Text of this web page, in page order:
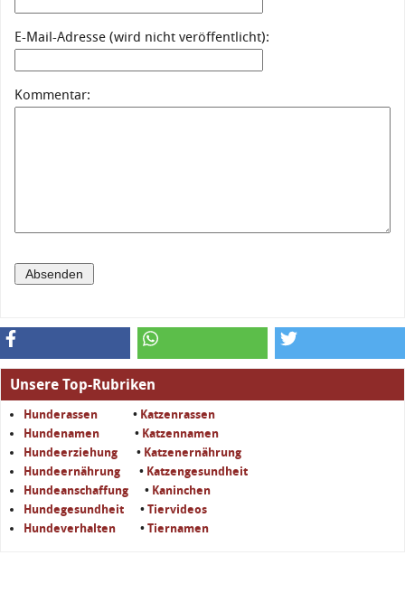
E-Mail-Adresse (wird nicht veröffentlicht):
Kommentar:
Unsere Top-Rubriken
Hunderassen • Katzenrassen
Hundenamen
• Katzennamen
Hundeerziehung • Katzenernährung
Hundeernährung • Katzengesundheit
Hundeanschaffung • Kaninchen
Hundegesundheit • Tiervideos
Hundeverhalten • Tiernamen